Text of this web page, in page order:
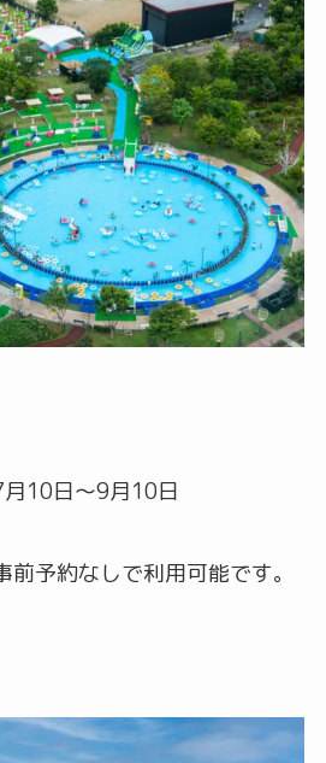
10日〜9月10日
予約なしで利用可能です。